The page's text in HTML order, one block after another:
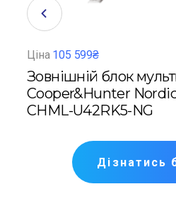
Ціна 105 599₴
Зовнішній блок
Cooper&Hunter
CHML-U42RK5-NG
Дізнатись